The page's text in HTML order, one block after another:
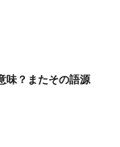
味？またその語源